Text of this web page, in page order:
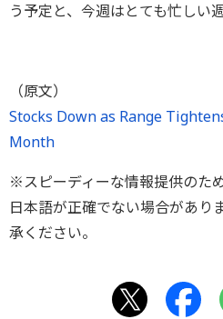
う予定と、今週はとても忙しい
（原文）
Stocks Down as Range
Month
※スピーディーな情報提供のた
日本語が正確でない場合があり
承ください。